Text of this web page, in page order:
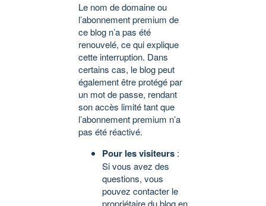
Le nom de domaine ou
l’abonnement premium de
ce blog n’a pas été
renouvelé, ce qui explique
cette interruption. Dans
certains cas, le blog peut
également être protégé par
un mot de passe, rendant
son accès limité tant que
l’abonnement premium n’a
pas été réactivé.
Pour les visiteurs :
Si vous avez des
questions, vous
pouvez contacter le
propriétaire du blog en